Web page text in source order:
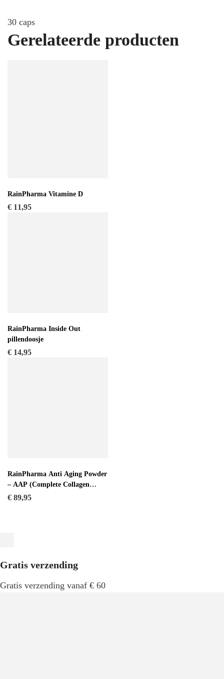
30 caps
Gerelateerde producten
RainPharma Vitamine D
€ 11,95
RainPharma Inside Out
pillendoosje
€ 14,95
RainPharma Anti Aging Powder
– AAP (Complete Collagen
Compex – CCC)
€ 89,95
Gratis verzending
Gratis verzending vanaf € 60